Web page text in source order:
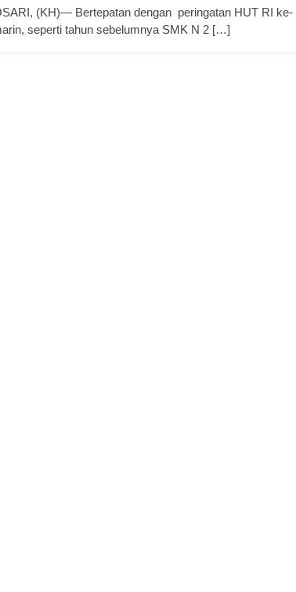
(KH)— Bertepatan dengan peringatan HUT RI ke-
seperti tahun sebelumnya SMK N 2 […]